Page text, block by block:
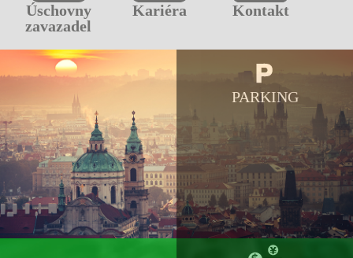
Úschovny
zavazadel
Kariéra Kontakt
PARKING